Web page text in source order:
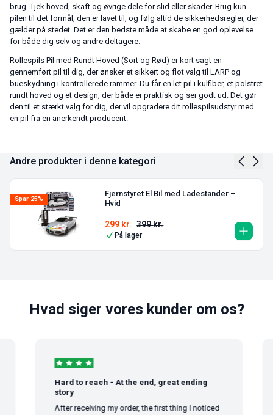
brug. Tjek hoved, skaft og øvrige dele for slid eller skader. Brug kun
pilen til det formål, den er lavet til, og følg altid de sikkerhedsregler, der
gælder på stedet. Det er den bedste måde at skabe en god oplevelse
for både dig selv og andre deltagere.
Rollespils Pil med Rundt Hoved (Sort og Rød) er kort sagt en
gennemført pil til dig, der ønsker et sikkert og flot valg til LARP og
bueskydning i kontrollerede rammer. Du får en let pil i kulfiber, et polstret
rundt hoved og et design, der både er praktisk og ser godt ud. Det gør
den til et stærkt valg for dig, der vil opgradere dit rollespilsudstyr med
en pil fra en anerkendt producent.
Andre produkter i denne kategori
Spar 25%
Fjernstyret El Bil med Ladestander –
Hvid
399kr.
299 kr.
På lager
Hvad siger vores kunder om os?
Hard to reach - At the end, great ending
story
After receiving my order, the first thing I noticed